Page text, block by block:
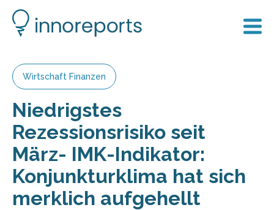
Wirtschaft Finanzen
Niedrigstes
Rezessionsrisiko seit
März- IMK-Indikator:
Konjunkturklima hat sich
merklich aufgehellt